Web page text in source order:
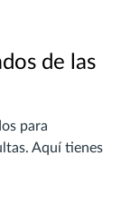
de las
para
Aquí tienes